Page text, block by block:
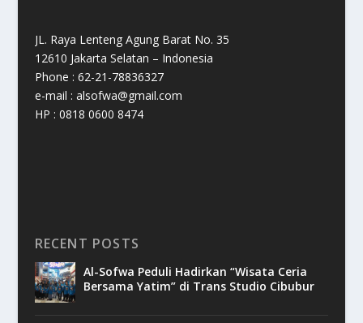
JL. Raya Lenteng Agung Barat No. 35
12610 Jakarta Selatan – Indonesia
Phone : 62-21-78836327
e-mail : alsofwa@gmail.com
HP : 0818 0600 8474
RECENT POSTS
Al-Sofwa Peduli Hadirkan “Wisata Ceria
Bersama Yatim” di Trans Studio Cibubur